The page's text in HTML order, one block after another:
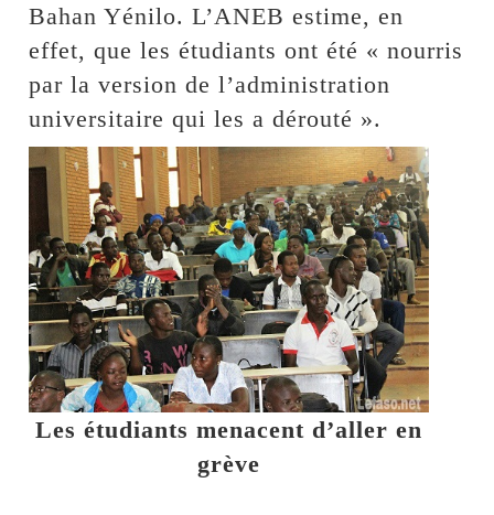
Bahan Yénilo. L’ANEB estime, en
effet, que les étudiants ont été « nourris
par la version de l’administration
universitaire qui les a dérouté ».
Les étudiants menacent d’aller en
grève